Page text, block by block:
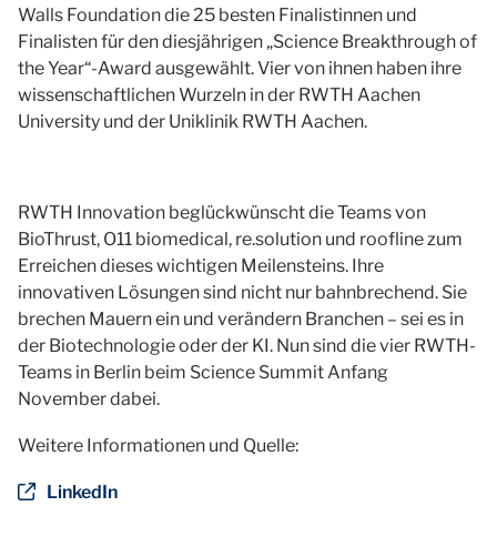
Walls Foundation die 25 besten Finalistinnen und
Finalisten für den diesjährigen „Science Breakthrough of
the Year“-Award ausgewählt. Vier von ihnen haben ihre
wissenschaftlichen Wurzeln in der RWTH Aachen
University und der Uniklinik RWTH Aachen.
RWTH Innovation beglückwünscht die Teams von
BioThrust, O11 biomedical, re.solution und roofline zum
Erreichen dieses wichtigen Meilensteins. Ihre
innovativen Lösungen sind nicht nur bahnbrechend. Sie
brechen Mauern ein und verändern Branchen – sei es in
der Biotechnologie oder der KI. Nun sind die vier RWTH-
Teams in Berlin beim Science Summit Anfang
November dabei.
Weitere Informationen und Quelle:
LinkedIn